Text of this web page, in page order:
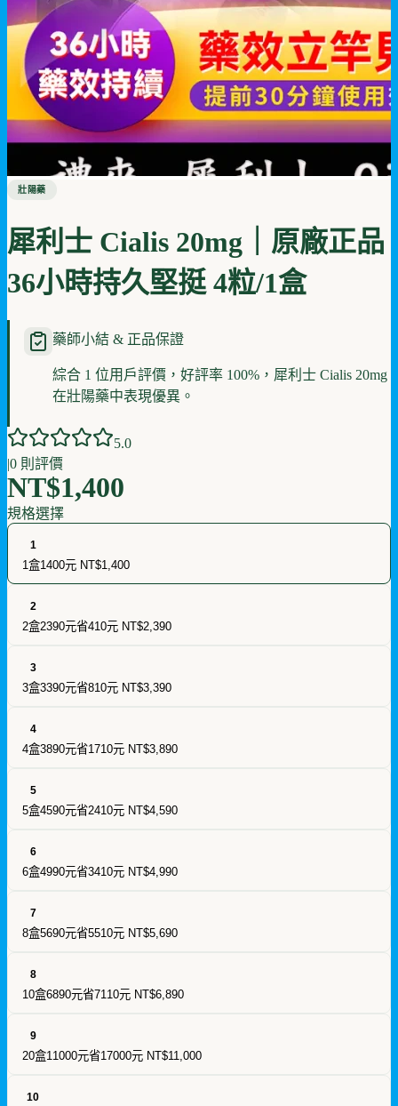
壯陽藥
犀利士 Cialis 20mg｜原廠正品
36小時持久堅挺 4粒/1盒
藥師小結 & 正品保證
綜合 1 位用戶評價，好評率 100%，犀利士 Cialis 20mg
在壯陽藥中表現優異。
5.0
|0 則評價
NT$1,400
規格選擇
1
1盒1400元 NT$1,400
2
2盒2390元省410元 NT$2,390
3
3盒3390元省810元 NT$3,390
4
4盒3890元省1710元 NT$3,890
5
5盒4590元省2410元 NT$4,590
6
6盒4990元省3410元 NT$4,990
7
8盒5690元省5510元 NT$5,690
8
10盒6890元省7110元 NT$6,890
9
20盒11000元省17000元 NT$11,000
10